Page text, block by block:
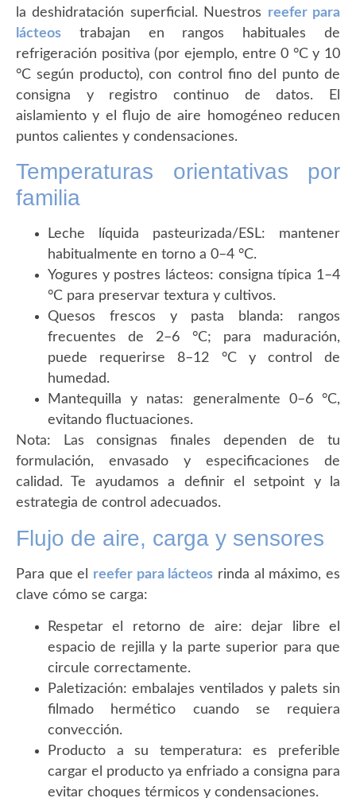
la deshidratación superficial. Nuestros reefer para
lácteos trabajan en rangos habituales de
refrigeración positiva (por ejemplo, entre 0 °C y 10
°C según producto), con control fino del punto de
consigna y registro continuo de datos. El
aislamiento y el flujo de aire homogéneo reducen
puntos calientes y condensaciones.
Temperaturas orientativas por
familia
Leche líquida pasteurizada/ESL: mantener
habitualmente en torno a 0–4 °C.
Yogures y postres lácteos: consigna típica 1–4
°C para preservar textura y cultivos.
Quesos frescos y pasta blanda: rangos
frecuentes de 2–6 °C; para maduración,
puede requerirse 8–12 °C y control de
humedad.
Mantequilla y natas: generalmente 0–6 °C,
evitando fluctuaciones.
Nota: Las consignas finales dependen de tu
formulación, envasado y especificaciones de
calidad. Te ayudamos a definir el setpoint y la
estrategia de control adecuados.
Flujo de aire, carga y sensores
Para que el reefer para lácteos rinda al máximo, es
clave cómo se carga:
Respetar el retorno de aire: dejar libre el
espacio de rejilla y la parte superior para que
circule correctamente.
Paletización: embalajes ventilados y palets sin
filmado hermético cuando se requiera
convección.
Producto a su temperatura: es preferible
cargar el producto ya enfriado a consigna para
evitar choques térmicos y condensaciones.